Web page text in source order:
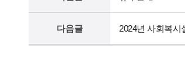
다음글 2024년 사회복시